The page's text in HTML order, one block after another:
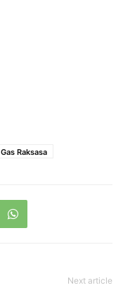
Gas Raksasa
Next article